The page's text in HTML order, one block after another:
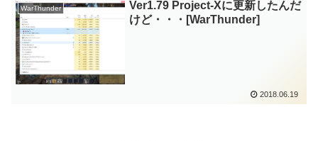
WarThunder
Ver1.79 Project-Xに更新したんだ
けど・・・[WarThunder]
2018.06.19